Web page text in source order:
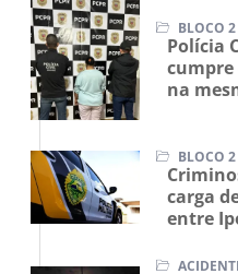
BLOCO 2
Polícia
cumpre
na
BLOCO 2
carga
entre